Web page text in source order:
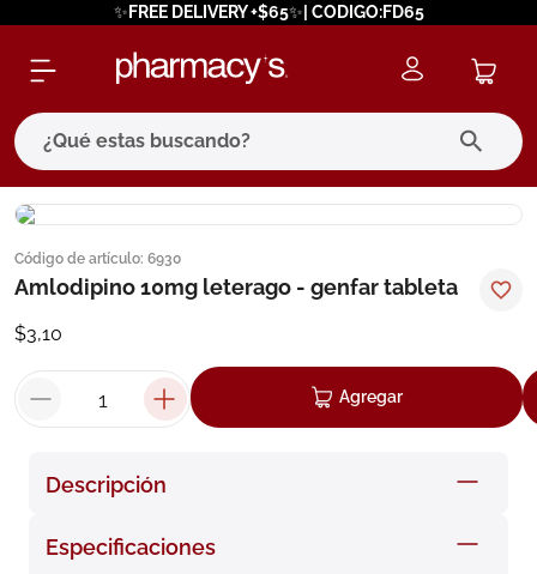
✨FREE DELIVERY +$65✨| CODIGO:FD65
¿Qué estas buscando?
Código de artículo: 6930
Amlodipino 10mg leterago - genfar tableta
$3,10
Agregar
Descripción
Especificaciones
términos más buscados
1. eucerin
pilexil
5. cerave
6 degraler
8. roche posay